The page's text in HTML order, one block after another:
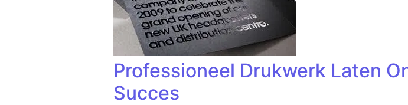
Professioneel Drukwerk Laten
Succes